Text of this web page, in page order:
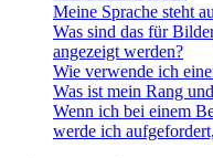
Meine Sprache steht
Was sind das für
angezeigt werden?
Wie verwende ich
Was ist mein Rang
Wenn ich bei einem
werde ich